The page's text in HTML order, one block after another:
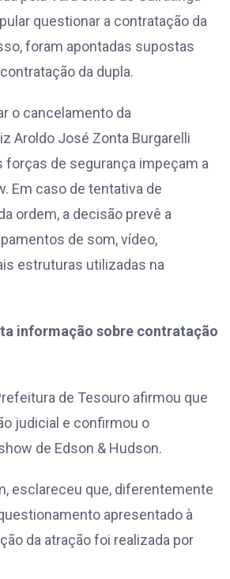
questionar a contratação da
foram apontadas supostas
da dupla.
o cancelamento da
Aroldo José Zonta Burgarelli
forças de segurança impeçam a
Em caso de tentativa de
ordem, a decisão prevê a
de som, vídeo,
estruturas utilizadas na
informação sobre contratação
de Tesouro afirmou que
judicial e confirmou o
de Edson & Hudson.
esclareceu que, diferentemente
apresentado à
da atração foi realizada por